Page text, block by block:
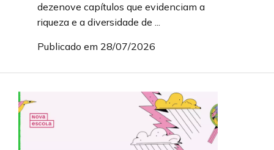
dezenove capítulos que evidenciam a
riqueza e a diversidade de ...
Publicado em 28/07/2026